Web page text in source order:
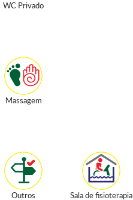
WC Privado
Massagem
Outros Sala de fisioterapia